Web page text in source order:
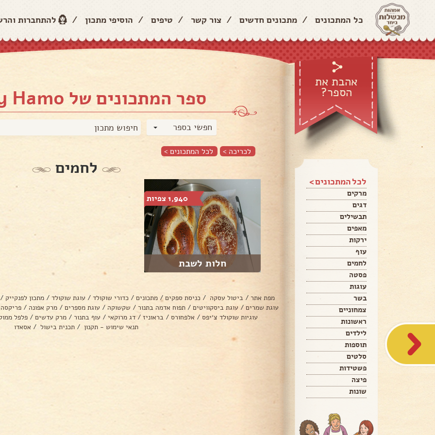
כל המתכונים / מתכונים חדשים / צור קשר / טיפים / הוסיפי מתכון / להתחברות
אהבת את
הספר?
לכל המתכונים >
מרקים
דגים
תבשילים
מאפים
ירקות
עוף
לחמים
פסטה
עוגות
בשר
צמחוניים
ראשונות
לילדים
תוספות
סלטים
פשטידות
פיצה
שונות
ספר המתכונים של Sidney Hamo
חפשי בספר
לכריכה > לכל המתכונים >
לחמים
1,940 צפיות
חלות לשבת
מפת אתר / ביטול עסקה / כניסת ספקים / מתכונים / כדורי שוקולד / עוגת שוקולד / מתכון לפנקייק /
עוגת שמרים / עוגת ביסקוויטים / תפוח אדמה בתנור / שקשוקה / עוגת מספרים / מרק אפונה / פריקסה
עוגיות שוקולד צ׳יפס / אלפחורס / בראוניז / דג מרוקאי / עוף בתנור / מרק עדשים / פלפל
תנאי שימוש - תקנון / תכנית בישול / אסאדו